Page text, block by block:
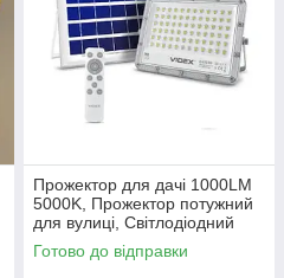
Прожектор для дачі 1000LM
5000K, Прожектор потужний
для вулиці, Світлодіодний
прожектор вуличного
освітлення, RYH
Готово до відправки